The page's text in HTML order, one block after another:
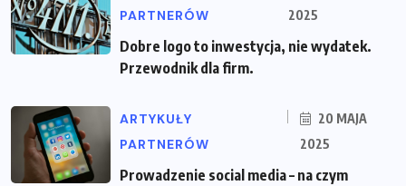
PARTNERÓW
2025
Dobre logo to inwestycja, nie wydatek.
Przewodnik dla firm.
ARTYKUŁY
PARTNERÓW
20 MAJA
2025
Prowadzenie social media – na czym